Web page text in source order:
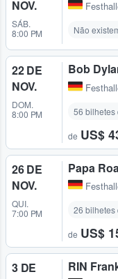
NOV.
SÁB.
8:00 PM
Não
22 DE
NOV.
DOM.
8:00 PM
Bob
56 bilhetes
de US$
26 DE
NOV.
QUI.
7:00 PM
Papa
26 bilhetes
de US$
3 DE
RIN